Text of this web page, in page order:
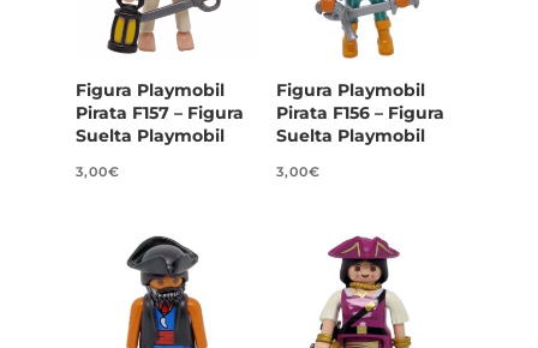
Figura Playmobil
Pirata F157 – Figura
Suelta Playmobil
3,00€
Figura Playmobil
Pirata F156 – Figura
Suelta Playmobil
3,00€